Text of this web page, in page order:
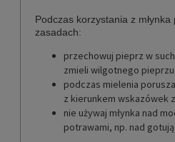
Podczas korzystania z
zasadach:
przechowuj pieprz w
zmieli wilgotnego pieprzu
podczas mielenia
z kierunkem wskazówek
nie używaj młynka nad
potrawami, np. nad